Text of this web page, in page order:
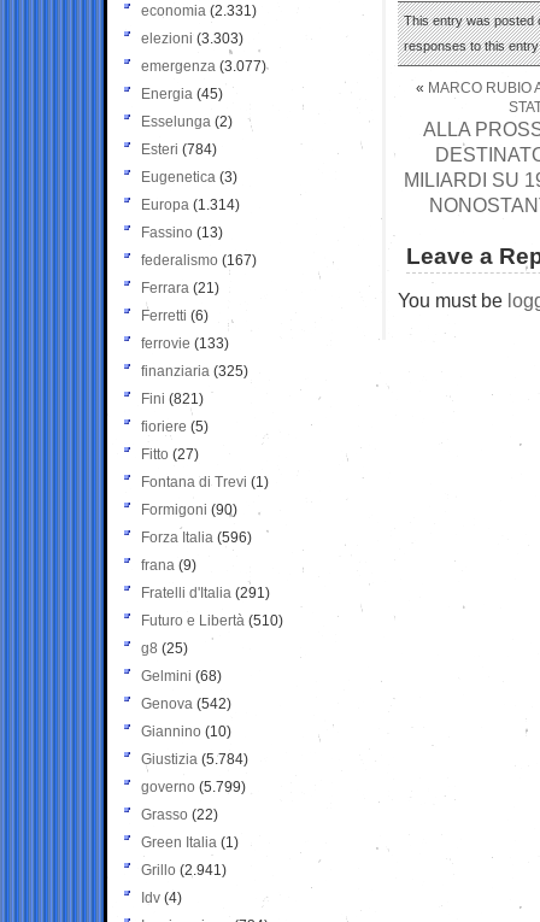
This entry was posted
responses to this
« MARCO RUBIO
ALLA
MILIARDI SU
Leave a
You must be
economia (2.331)
elezioni (3.303)
emergenza (3.077)
Energia (45)
Esselunga (2)
Esteri (784)
Eugenetica (3)
Europa (1.314)
Fassino (13)
federalismo (167)
Ferrara (21)
Ferretti (6)
ferrovie (133)
finanziaria (325)
Fini (821)
fioriere (5)
Fitto (27)
Fontana di Trevi (1)
Formigoni (90)
Forza Italia (596)
frana (9)
Fratelli d'Italia (291)
Futuro e Libertà (510)
g8 (25)
Gelmini (68)
Genova (542)
Giannino (10)
Giustizia (5.784)
governo (5.799)
Grasso (22)
Green Italia (1)
Grillo (2.941)
Idv (4)